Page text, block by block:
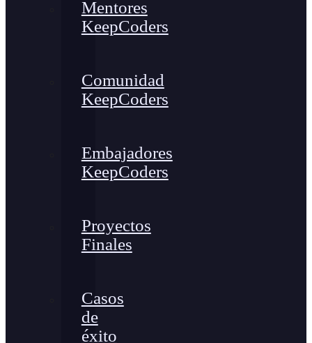
Mentores
KeepCoders
Comunidad
KeepCoders
Embajadores
KeepCoders
Proyectos
Finales
Casos
de
éxito